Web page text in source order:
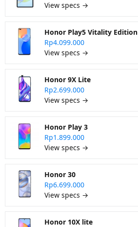
View specs →
Honor Play5 Vitality Edition
Rp4.099.000
View specs →
Honor 9X Lite
Rp2.699.000
View specs →
Honor Play 3
Rp1.899.000
View specs →
Honor 30
Rp6.699.000
View specs →
Honor 10X lite